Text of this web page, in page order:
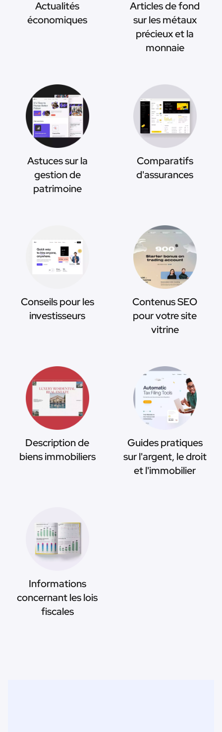
Actualités
économiques
Articles de fond
sur les métaux
précieux et la
monnaie
Astuces sur la
gestion de
patrimoine
Comparatifs
d'assurances
Conseils pour les
investisseurs
Contenus SEO
pour votre site
vitrine
Description de
biens immobiliers
Guides pratiques
sur l'argent, le droit
et l'immobilier
Informations
concernant les lois
fiscales